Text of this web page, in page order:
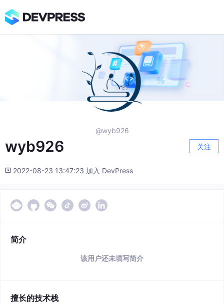
@wyb926
wyb926 关注
2022-08-23 13:47:23 加入 DevPress
简介
该用户还未填写简介
擅长的技术栈